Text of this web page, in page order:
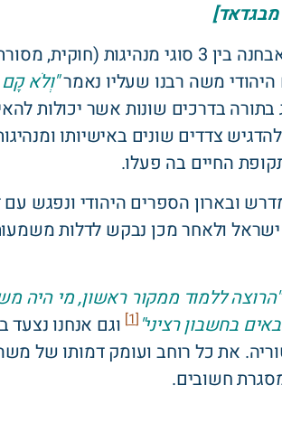
מבגדאד]
לאחר שבפרק הקודם זיהינו אבחנה בין 3
משה רבנו שעליו נאמר"וְלֹא
בדרכים שונות אשר יכולות
צדדים שונים באישיותו
החיים בה פעלו.
ובארון הספרים היהודי ונפגש
ולאחר מכן נבקש לדלות משמעות
"הרוצה ללמוד ממקור ראשון, מי היה
בחשבון רציני" [1]
וגם אנחנו
את כל רוחב ועומק דמותו של
מסגרת חשובים.